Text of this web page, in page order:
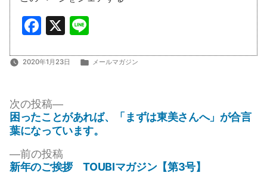
Facebook
X
2020年1月23日
カ
メールマガジン
投
稿
ナ
ビ
ゲ
前の投稿
の
新年のご挨拶 TOUBIマガジン【第3号】
次の投稿
次
の
投
稿:
困ったことがあれば、「まずは東美さんへ」が合言
葉になっています。